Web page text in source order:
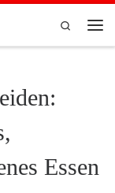
Search
Essen